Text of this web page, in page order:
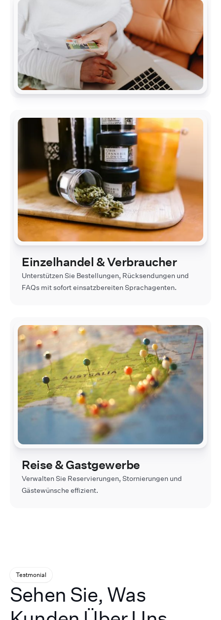
Einzelhandel & Verbraucher
Unterstützen Sie Bestellungen, Rücksendungen und
FAQs mit sofort einsatzbereiten Sprachagenten.
Reise & Gastgewerbe
Verwalten Sie Reservierungen, Stornierungen und
Gästewünsche effizient.
Testmonial
Sehen Sie, Was